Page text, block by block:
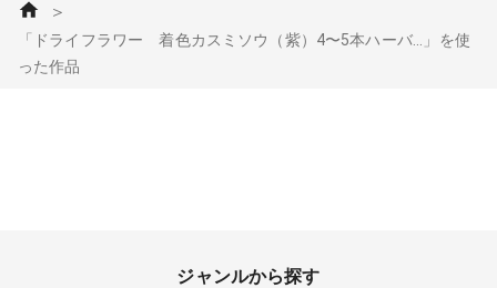
＞
「ドライフラワー 着色カスミソウ（紫）4〜5本ハーバ...」を使
った作品
ジャンルから探す